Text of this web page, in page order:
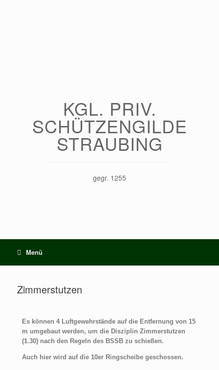
KGL. PRIV.
SCHÜTZENGILDE
STRAUBING
gegr. 1255
Menü
Zimmerstutzen
Es können 4 Luftgewehrstände auf die Entfernung von 15
m umgebaut werden, um die Disziplin Zimmerstutzen
(1.30) nach den Regeln des BSSB zu schießen.
Auch hier wird auf die 10er Ringscheibe geschossen.